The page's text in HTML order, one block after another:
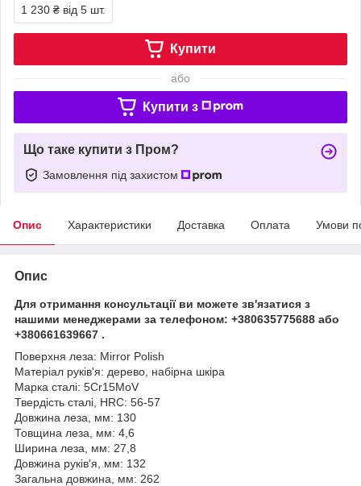
1 230 ₴ від 5 шт.
Купити
або
Купити з
Що таке купити з Пром?
Замовлення під захистом
Опис Характеристики Доставка Оплата Умови
Опис
Для отримання консультації ви можете зв'язатися з
нашими менеджерами за телефоном: +380635775688 або
+380661639667 .
Поверхня леза: Mirror Polish
Матеріал руків'я: дерево, набірна шкіра
Марка сталі: 5Cr15MoV
Твердість сталі, HRC: 56-57
Довжина леза, мм: 130
Товщина леза, мм: 4,6
Ширина леза, мм: 27,8
Довжина руків'я, мм: 132
Загальна довжина, мм: 262